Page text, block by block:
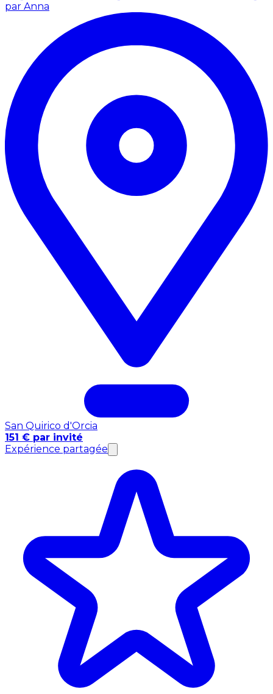
par Anna
San Quirico d'Orcia
151 € par invité
Expérience partagée